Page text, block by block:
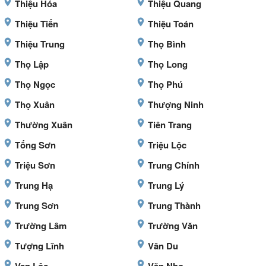
Thiệu Hóa
Thiệu Quang
Thiệu Tiến
Thiệu Toán
Thiệu Trung
Thọ Bình
Thọ Lập
Thọ Long
Thọ Ngọc
Thọ Phú
Thọ Xuân
Thượng Ninh
Thường Xuân
Tiên Trang
Tống Sơn
Triệu Lộc
Triệu Sơn
Trung Chính
Trung Hạ
Trung Lý
Trung Sơn
Trung Thành
Trường Lâm
Trường Văn
Tượng Lĩnh
Vân Du